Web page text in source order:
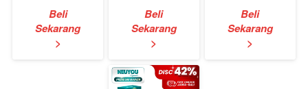
`
Beli
Sekarang
>
`
Beli
Sekarang
>
`
Beli
Sekarang
>